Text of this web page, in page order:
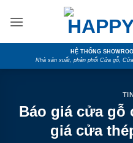
HỆ THỐNG
Nhà sản xuất, phân phối Cửa gỗ,
Báo giá cửa gỗ
giá cửa